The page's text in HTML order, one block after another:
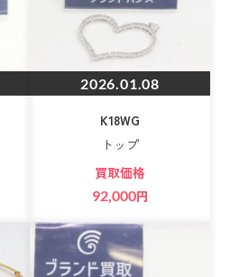
2026.01.08
K18WG
トップ
買取価格
92,000円